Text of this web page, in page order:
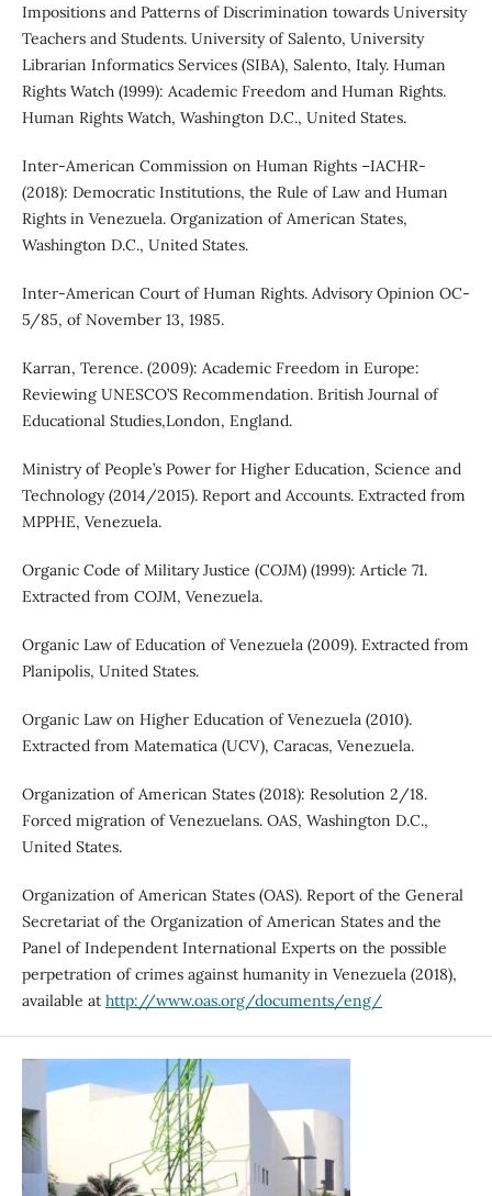
Impositions and Patterns of Discrimination towards University
Teachers and Students. University of Salento, University
Librarian Informatics Services (SIBA), Salento, Italy. Human
Rights Watch (1999): Academic Freedom and Human Rights.
Human Rights Watch, Washington D.C., United States.
Inter-American Commission on Human Rights –IACHR-
(2018): Democratic Institutions, the Rule of Law and Human
Rights in Venezuela. Organization of American States,
Washington D.C., United States.
Inter-American Court of Human Rights. Advisory Opinion OC-
5/85, of November 13, 1985.
Karran, Terence. (2009): Academic Freedom in Europe:
Reviewing UNESCO’S Recommendation. British Journal of
Educational Studies,London, England.
Ministry of People’s Power for Higher Education, Science and
Technology (2014/2015). Report and Accounts. Extracted from
MPPHE, Venezuela.
Organic Code of Military Justice (COJM) (1999): Article 71.
Extracted from COJM, Venezuela.
Organic Law of Education of Venezuela (2009). Extracted from
Planipolis, United States.
Organic Law on Higher Education of Venezuela (2010).
Extracted from Matematica (UCV), Caracas, Venezuela.
Organization of American States (2018): Resolution 2/18.
Forced migration of Venezuelans. OAS, Washington D.C.,
United States.
Organization of American States (OAS). Report of the General
Secretariat of the Organization of American States and the
Panel of Independent International Experts on the possible
perpetration of crimes against humanity in Venezuela (2018),
available at http://www.oas.org/documents/eng/